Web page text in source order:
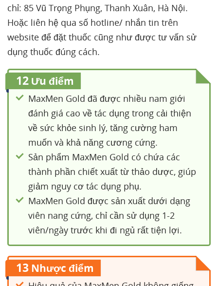
chỉ: 85 Vũ Trọng Phụng, Thanh Xuân, Hà Nội.
Hoặc liên hệ qua số hotline/ nhắn tin trên
website để đặt thuốc cũng như được tư vấn sử
dụng thuốc đúng cách.
12 Ưu điểm
MaxMen Gold đã được nhiều nam giới
đánh giá cao về tác dụng trong cải thiện
về sức khỏe sinh lý, tăng cường ham
muốn và khả năng cương cứng.
Sản phẩm MaxMen Gold có chứa các
thành phần chiết xuất từ thảo dược, giúp
giảm nguy cơ tác dụng phụ.
MaxMen Gold được sản xuất dưới dạng
viên nang cứng, chỉ cần sử dụng 1-2
viên/ngày trước khi đi ngủ rất tiện lợi.
13 Nhược điểm